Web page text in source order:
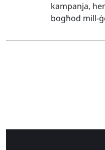
kampanja,
bogħod mill-